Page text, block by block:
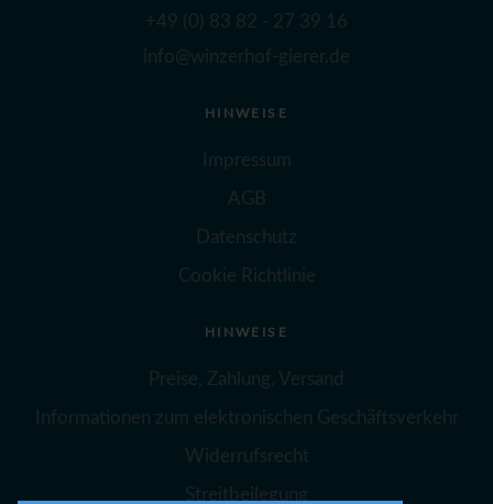
+49 (0) 83 82 - 27 39 16
info@winzerhof-gierer.de
HINWEISE
Impressum
AGB
Datenschutz
Cookie Richtlinie
HINWEISE
Preise, Zahlung, Versand
Informationen zum elektronischen Geschäftsverkehr
Widerrufsrecht
Streitbeilegung